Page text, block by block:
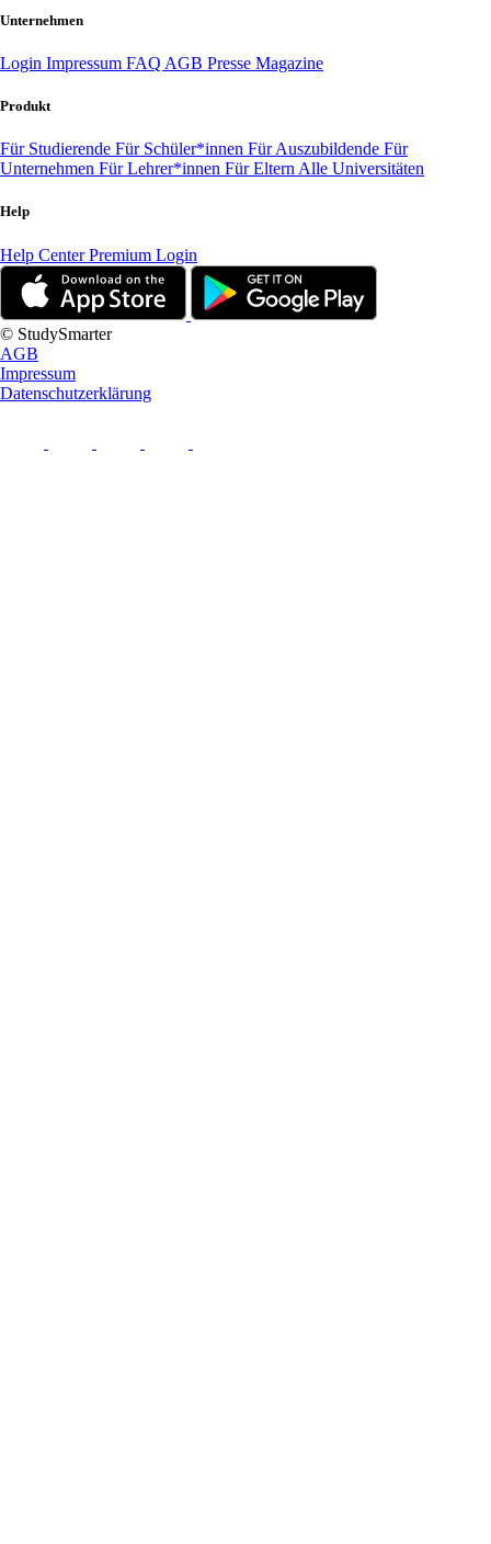
Unternehmen
Login Impressum FAQ AGB Presse Magazine
Produkt
Für Studierende Für Schüler*innen Für Auszubildende Für
Unternehmen Für Lehrer*innen Für Eltern Alle Universitäten
Help
Help CenterPremium Login
© StudySmarter
AGB
Impressum
Datenschutzerklärung